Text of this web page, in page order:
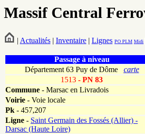
Massif Central
| Actualités | Inventaire | Lignes PO PLM Midi
Passage à niveau
Département 63 Puy de Dôme carte
1513 - PN 83
Commune - Marsac en Livradois
Voirie - Voie locale
Pk - 457,207
Ligne - Saint Germain des Fossés (Allier) -
Darsac (Haute Loire)